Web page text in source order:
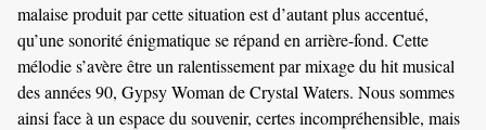
malaise produit par cette situation est d’autant plus accentué,
qu’une sonorité énigmatique se répand en arrière-fond. Cette
mélodie s’avère être un ralentissement par mixage du hit musical
des années 90, Gypsy Woman de Crystal Waters. Nous sommes
ainsi face à un espace du souvenir, certes incompréhensible, mais